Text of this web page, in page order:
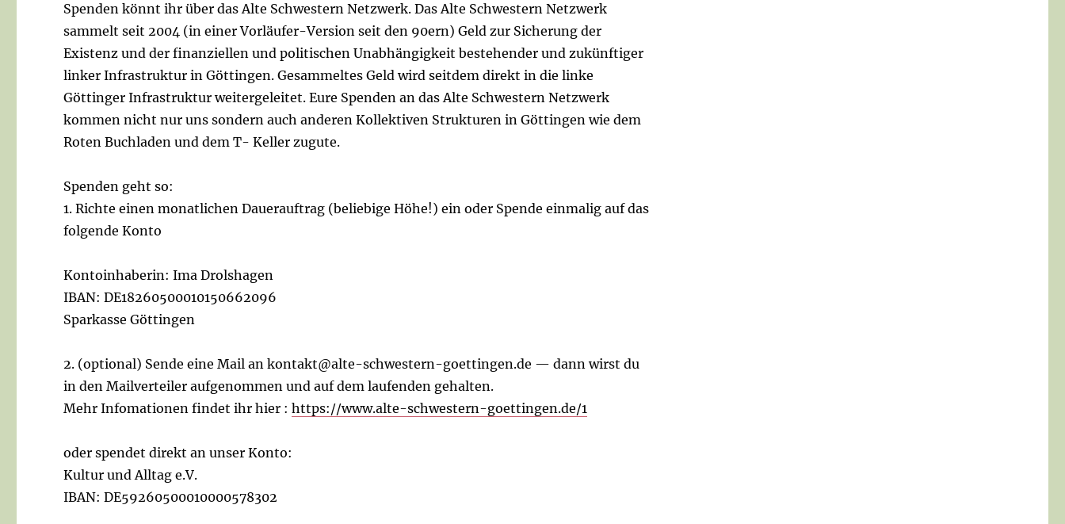
Spenden könnt ihr über das Alte Schwestern Netzwerk.Das Alte Schwestern Netzwerk
sammelt seit 2004 (in einer Vorläufer-Version seit den 90ern) Geld zur Sicherung der
Existenz und der finanziellen und politischen Unabhängigkeit bestehender und zukünftiger
linker Infrastruktur in Göttingen. Gesammeltes Geld wird seitdem direkt in die linke
Göttinger Infrastruktur weitergeleitet. Eure Spenden an das Alte Schwestern Netzwerk
kommen nicht nur uns sondern auch anderen Kollektiven Strukturen in Göttingen wie dem
Roten Buchladen und dem T- Keller zugute.
Spenden geht so:
1. Richte einen monatlichen Dauerauftrag (beliebige Höhe!) ein oder Spende einmalig auf das
folgende Konto
Kontoinhaberin: Ima Drolshagen
IBAN: DE18260500010150662096
Sparkasse Göttingen
2. (optional) Sende eine Mail an kontakt@alte-schwestern-goettingen.de — dann wirst du
in den Mailverteiler aufgenommen und auf dem laufenden gehalten.
Mehr Infomationen findet ihr hier :https://www.alte-schwestern-goettingen.de/1
oder spendet direkt an unser Konto:
Kultur und Alltag e.V.
IBAN: DE59260500010000578302